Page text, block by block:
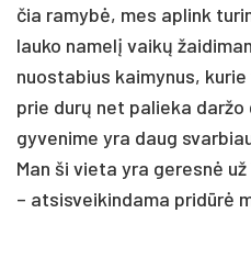
čia ramybė, mes aplink
lauko namelį vaikų
nuostabius kaimynus,
prie durų net palieka
gyvenime yra daug
Man ši vieta yra geresnė
– atsisveikindama pridūrė